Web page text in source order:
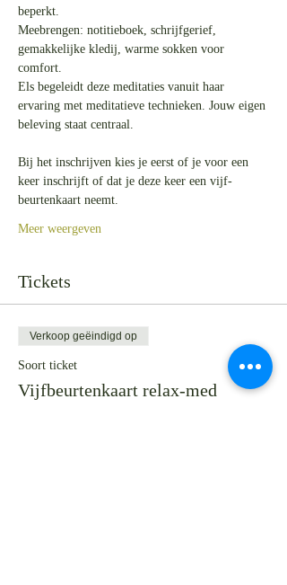
beperkt.
Meebrengen: notitieboek, schrijfgerief,
gemakkelijke kledij, warme sokken voor
comfort.
Els begeleidt deze meditaties vanuit haar
ervaring met meditatieve technieken. Jouw eigen
beleving staat centraal.
Bij het inschrijven kies je eerst of je voor een
keer inschrijft of dat je deze keer een vijf-
beurtenkaart neemt.
Meer weergeven
Tickets
Verkoop geëindigd op
Soort ticket
Vijfbeurtenkaart relax-med